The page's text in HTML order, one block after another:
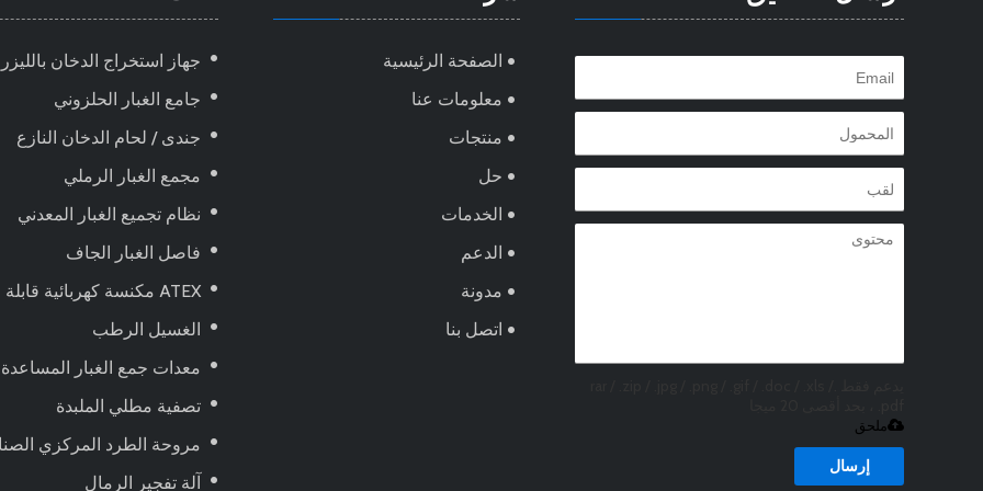
ملحق
إرسال
الصفحة الرئيسية
معلومات عنا
منتجات
حل
الخدمات
الدعم
مدونة
اتصل بنا
جهاز استخراج الدخان بالليزر
جامع الغبار الحلزوني
جندى / لحام الدخان النازع
مجمع الغبار الرملي
نظام تجميع الغبار المعدني
فاصل الغبار الجاف
ATEX مكنسة كهربائية قابلة للانفجار ، تعمل بالهواء المضغوط
الغسيل الرطب
معدات جمع الغبار المساعدة
تصفية مطلي الملبدة
مروحة الطرد المركزي
آلة تفجير الرمال